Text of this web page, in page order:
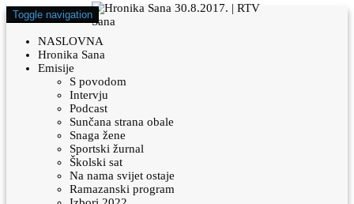
Toggle navigation
NASLOVNA
Hronika Sana
Emisije
S povodom
Intervju
Podcast
Sunčana strana obale
Snaga žene
Sportski žurnal
Školski sat
Na nama svijet ostaje
Ramazanski program